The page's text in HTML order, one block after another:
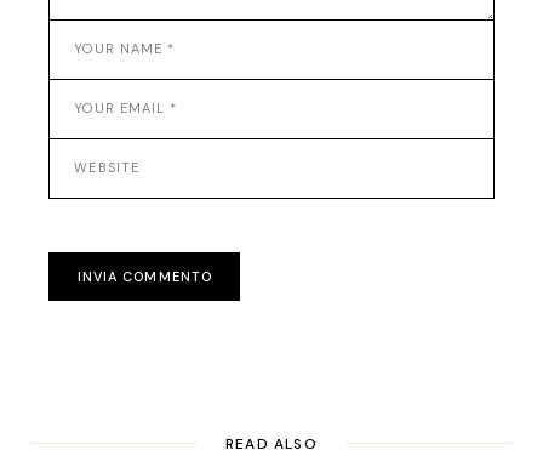
INVIA COMMENTO
READ ALSO